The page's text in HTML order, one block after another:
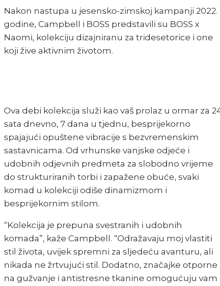
Nakon nastupa u jesensko-zimskoj kampanji 2022.
godine, Campbell i BOSS predstavili su BOSS x
Naomi, kolekciju dizajniranu za tridesetorice i one
koji žive aktivnim životom.
Ova debi kolekcija služi kao vaš prolaz u ormar za
sata dnevno, 7 dana u tjednu, besprijekorno
spajajući opuštene vibracije s bezvremenskim
sastavnicama. Od vrhunske vanjske odjeće i
udobnih odjevnih predmeta za slobodno vrijeme
do strukturiranih torbi i zapažene obuće, svaki
komad u kolekciji odiše dinamizmom i
besprijekornim stilom.
“Kolekcija je prepuna svestranih i udobnih
komada”, kaže Campbell. “Odražavaju moj vlastiti
stil života, uvijek spremni za sljedeću avanturu, ali
nikada ne žrtvujući stil. Dodatno, značajke otporne
na gužvanje i antistresne tkanine omogućuju vam